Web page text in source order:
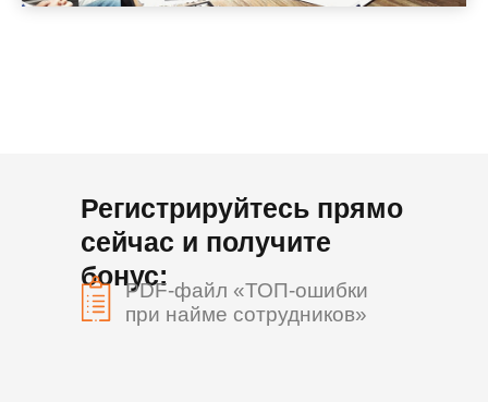
Регистрируйтесь прямо
сейчас и получите
бонус:PDF-файл «ТОП-ошибки
при найме сотрудников»